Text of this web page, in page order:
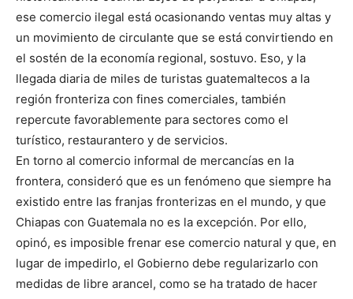
ese comercio ilegal está ocasionando ventas muy altas y
un movimiento de circulante que se está convirtiendo en
el sostén de la economía regional, sostuvo. Eso, y la
llegada diaria de miles de turistas guatemaltecos a la
región fronteriza con fines comerciales, también
repercute favorablemente para sectores como el
turístico, restaurantero y de servicios.
En torno al comercio informal de mercancías en la
frontera, consideró que es un fenómeno que siempre ha
existido entre las franjas fronterizas en el mundo, y que
Chiapas con Guatemala no es la excepción. Por ello,
opinó, es imposible frenar ese comercio natural y que, en
lugar de impedirlo, el Gobierno debe regularizarlo con
medidas de libre arancel, como se ha tratado de hacer